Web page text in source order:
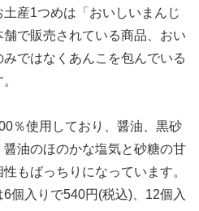
産1つめは「おいしいまんじ
で販売されている商品、おい
ではなくあんこを包んでいる
％使用しており、醤油、黒砂
油のほのかな塩気と砂糖の甘
もばっちりになっています。
6個入りで540円(税込)、12個入